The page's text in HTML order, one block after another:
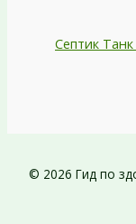
Септик
© 2026 Гид по